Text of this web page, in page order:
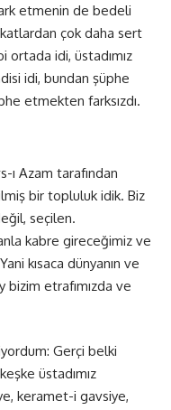
etmenin de bedeli
çok daha sert
ortada idi, üstadımız
idi, bundan şüphe
etmekten farksızdı.
ı Azam tarafından
bir topluluk idik. Biz
seçilen.
kabre gireceğimiz ve
kısaca dünyanın ve
bizim etrafımızda ve
Gerçi belki
üstadımız
keramet-i gavsiye,